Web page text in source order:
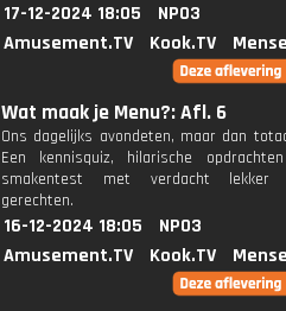
17-12-2024 18:05
NPO3
Amusement.TV
Kook.TV
Wat maak je Menu?: Afl. 6
Ons dagelijks avondeten, maar dan
Een kennisquiz, hilarische
smakentest met verdacht lekker
gerechten.
16-12-2024 18:05
NPO3
Amusement.TV
Kook.TV